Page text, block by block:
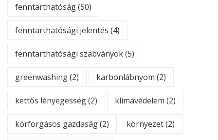
fenntarthatóság(50)
fenntarthatósági jelentés (4)
fenntarthatósági szabványok(5)
greenwashing(2) karbonlábnyom (2)
kettős lényegesség(2) klímavédelem (2)
körforgásos gazdaság(2) környezet(2)